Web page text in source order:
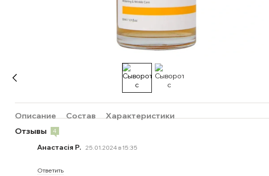
Описание Состав
Характеристики
Отзывы
4
Анастасія Р. 25.01.2024 в 15:35
Ответить